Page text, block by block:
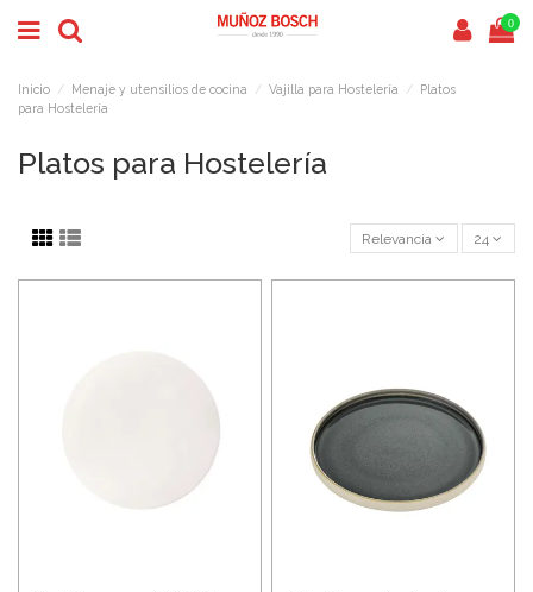
0
Inicio Menaje y utensilios de cocina Vajilla para Hostelería
Platos
para Hostelería
Platos para Hostelería
Relevancia 24